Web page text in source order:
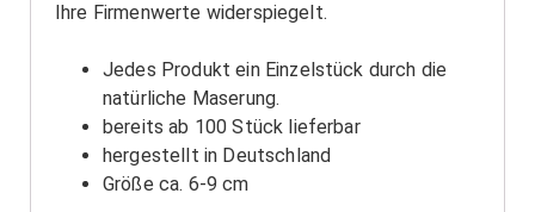
Ihre Firmenwerte widerspiegelt.
Jedes Produkt ein Einzelstück durch die
natürliche Maserung.
bereits ab 100 Stück lieferbar
hergestellt in Deutschland
Größe ca. 6-9 cm